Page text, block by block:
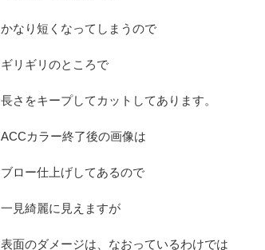
かなり短くなってしまうので
ギリギリのところで
長さをキープしてカットしてあります。
ACCカラー終了後の画像は
ブロー仕上げしてあるので
一見綺麗に見えますが
表面のダメージは、なおっているわけでは